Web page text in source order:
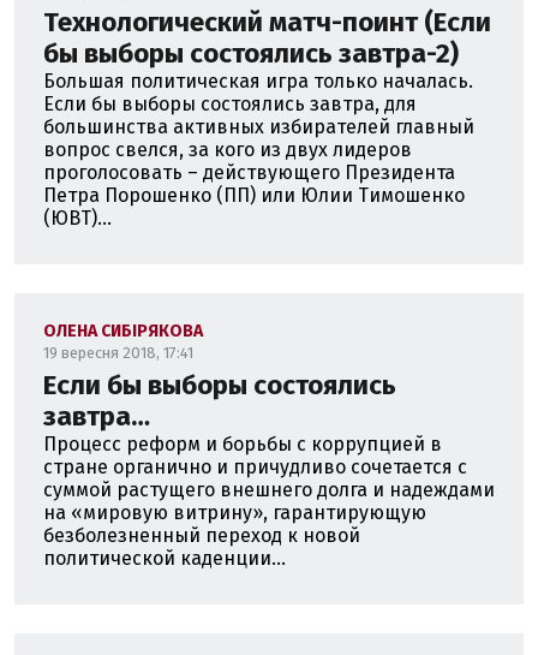
Технологический матч-поинт (Если
бы выборы состоялись завтра-2)
Большая политическая игра только началась.
Если бы выборы состоялись завтра, для
большинства активных избирателей главный
вопрос свелся, за кого из двух лидеров
проголосовать – действующего Президента
Петра Порошенко (ПП) или Юлии Тимошенко
(ЮВТ)...
ОЛЕНА СИБІРЯКОВА
19 вересня 2018, 17:41
Если бы выборы состоялись
завтра…
Процесс реформ и борьбы с коррупцией в
стране органично и причудливо сочетается с
суммой растущего внешнего долга и надеждами
на «мировую витрину», гарантирующую
безболезненный переход к новой
политической каденции...